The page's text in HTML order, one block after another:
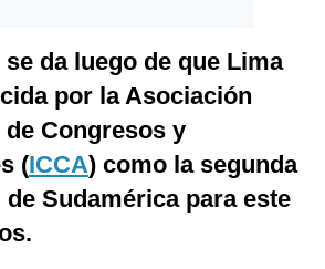
da luego de que Lima
por la Asociación
Congresos y
(ICCA) como la segunda
Sudamérica para este